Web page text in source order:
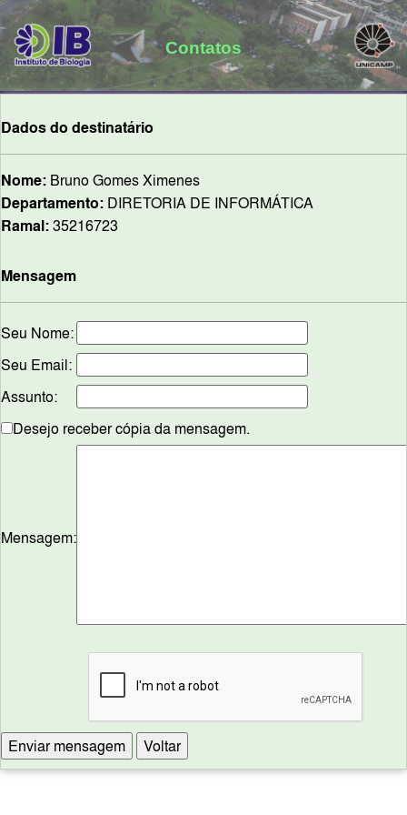
Contatos
Dados do destinatário
Nome: Bruno Gomes Ximenes
Departamento: DIRETORIA DE INFORMÁTICA
Ramal:35216723
Mensagem
Seu Nome:
Seu Email:
Assunto:
Desejo receber cópia da mensagem.
Mensagem: